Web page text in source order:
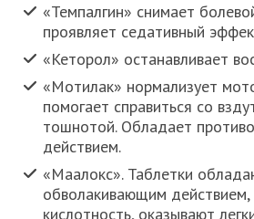
«Темпалгин» снимает
проявляет седативный
«Кеторол» останавливает
«Мотилак» нормализует
помогает справиться со
тошнотой. Обладает
действием.
«Маалокс». Таблетки
обволакивающим
кислотность, оказывают